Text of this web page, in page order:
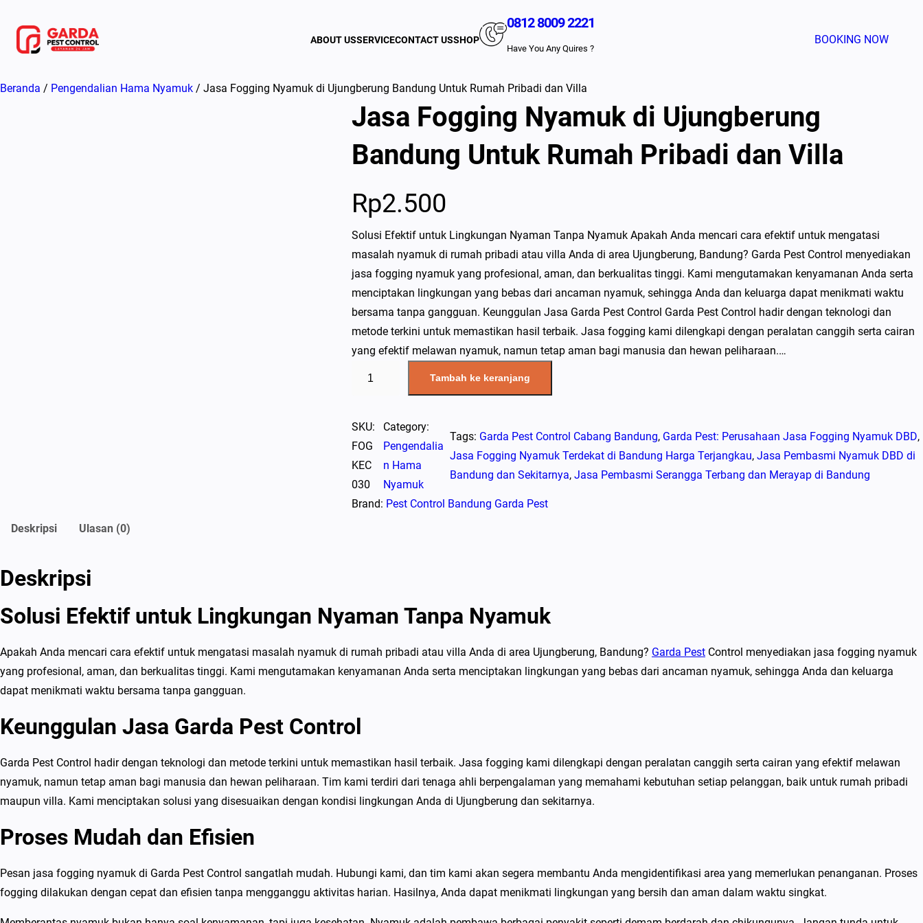
konten
ABOUT USSERVICECONTACT USSHOP
0812 8009 2221
Have You Any Quires ?
BOOKING NOW
Beranda / Pengendalian Hama Nyamuk / Jasa Fogging Nyamuk di Ujungberung Bandung Untuk Rumah Pribadi dan Villa
Jasa Fogging Nyamuk di Ujungberung
Bandung Untuk Rumah Pribadi dan Villa
Rp2.500
Solusi Efektif untuk Lingkungan Nyaman Tanpa Nyamuk Apakah Anda mencari cara efektif untuk mengatasi
masalah nyamuk di rumah pribadi atau villa Anda di area Ujungberung, Bandung? Garda Pest Control menyediakan
jasa fogging nyamuk yang profesional, aman, dan berkualitas tinggi. Kami mengutamakan kenyamanan Anda serta
menciptakan lingkungan yang bebas dari ancaman nyamuk, sehingga Anda dan keluarga dapat menikmati waktu
bersama tanpa gangguan. Keunggulan Jasa Garda Pest Control Garda Pest Control hadir dengan teknologi dan
metode terkini untuk memastikan hasil terbaik. Jasa fogging kami dilengkapi dengan peralatan canggih serta cairan
yang efektif melawan nyamuk, namun tetap aman bagi manusia dan hewan peliharaan.…
n
t
i
t
a
F
g
g
g
d
i
Tambah ke keranjang
SKU:
FOG
KEC
030
Category:
Pengendalia
n Hama
Nyamuk
Tags: Garda Pest Control Cabang Bandung, Garda Pest: Perusahaan Jasa Fogging Nyamuk DBD,
Jasa Fogging Nyamuk Terdekat di Bandung Harga Terjangkau, Jasa Pembasmi Nyamuk DBD di
Bandung dan Sekitarnya, Jasa Pembasmi Serangga Terbang dan Merayap di Bandung
Brand: Pest Control Bandung Garda Pest
Deskripsi
Ulasan (0)
Deskripsi
Solusi Efektif untuk Lingkungan Nyaman Tanpa Nyamuk
Apakah Anda mencari cara efektif untuk mengatasi masalah nyamuk di rumah pribadi atau villa Anda di area Ujungberung, Bandung? Garda Pest Control menyediakan jasa fogging nyamuk
yang profesional, aman, dan berkualitas tinggi. Kami mengutamakan kenyamanan Anda serta menciptakan lingkungan yang bebas dari ancaman nyamuk, sehingga Anda dan keluarga
dapat menikmati waktu bersama tanpa gangguan.
Keunggulan Jasa Garda Pest Control
Garda Pest Control hadir dengan teknologi dan metode terkini untuk memastikan hasil terbaik. Jasa fogging kami dilengkapi dengan peralatan canggih serta cairan yang efektif melawan
nyamuk, namun tetap aman bagi manusia dan hewan peliharaan. Tim kami terdiri dari tenaga ahli berpengalaman yang memahami kebutuhan setiap pelanggan, baik untuk rumah pribadi
maupun villa. Kami menciptakan solusi yang disesuaikan dengan kondisi lingkungan Anda di Ujungberung dan sekitarnya.
Proses Mudah dan Efisien
Pesan jasa fogging nyamuk di Garda Pest Control sangatlah mudah. Hubungi kami, dan tim kami akan segera membantu Anda mengidentifikasi area yang memerlukan penanganan. Proses
fogging dilakukan dengan cepat dan efisien tanpa mengganggu aktivitas harian. Hasilnya, Anda dapat menikmati lingkungan yang bersih dan aman dalam waktu singkat.